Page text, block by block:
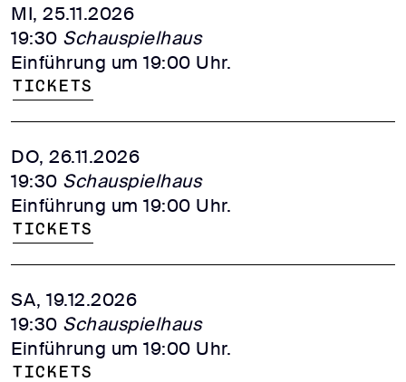
MI, 25.11.2026
19:30 Schauspielhaus
Einführung um 19:00 Uhr.
Tickets
DO, 26.11.2026
19:30 Schauspielhaus
Einführung um 19:00 Uhr.
Tickets
SA, 19.12.2026
19:30 Schauspielhaus
Einführung um 19:00 Uhr.
Tickets